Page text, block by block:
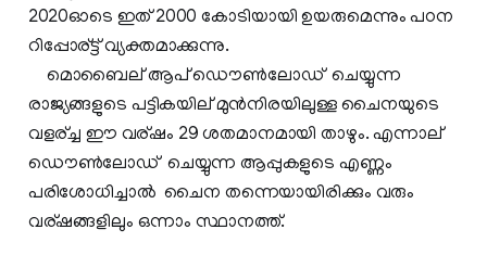
2020ഓടെ ഇത് 2000 കോടിയായി ഉയരുമെന്നും പഠന
റിപ്പോര്ട്ട് വ്യക്തമാക്കുന്നു.
മൊബൈല് ആപ് ഡൌണ്‍ലോഡ് ചെയ്യുന്ന
രാജ്യങ്ങളുടെ പട്ടികയില് മുന്‍നിരയിലുള്ള ചൈനയുടെ
വളര്ച്ച ഈ വര്ഷം 29 ശതമാനമായി താഴും. എന്നാല്
ഡൌണ്‍ലോഡ് ചെയ്യുന്ന ആപ്പുകളുടെ എണ്ണം
പരിശോധിച്ചാല്‍ ചൈന തന്നെയായിരിക്കും വരും
വര്ഷങ്ങളിലും ഒന്നാം സ്ഥാനത്ത്.